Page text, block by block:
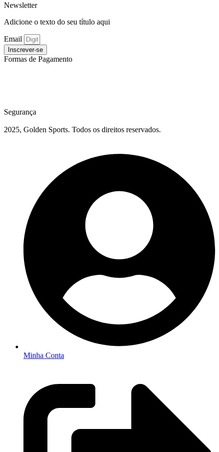
Newsletter
Adicione o texto do seu título aqui
Email
Inscrever-se
Formas de Pagamento
Segurança
2025, Golden Sports. Todos os direitos reservados.
Minha Conta